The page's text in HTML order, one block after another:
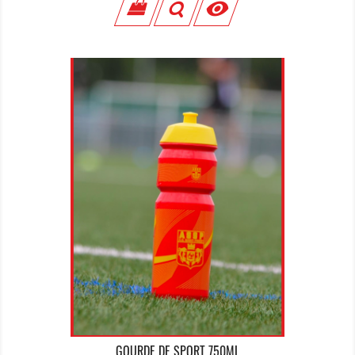

GOURDE DE SPORT 750ML